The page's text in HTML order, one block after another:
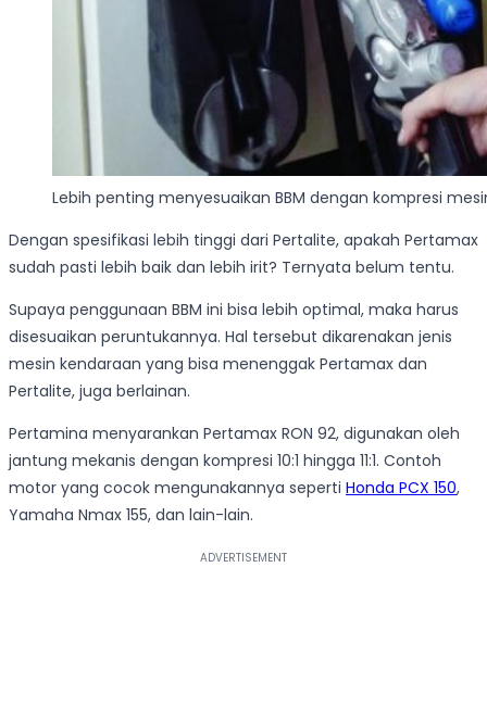
Lebih penting menyesuaikan BBM dengan kompresi
Dengan spesifikasi lebih tinggi dari Pertalite, apakah Pertamax
sudah pasti lebih baik dan lebih irit? Ternyata belum tentu.
Supaya penggunaan BBM ini bisa lebih optimal, maka harus
disesuaikan peruntukannya. Hal tersebut dikarenakan jenis
mesin kendaraan yang bisa menenggak Pertamax dan
Pertalite, juga berlainan.
Pertamina menyarankan Pertamax RON 92, digunakan oleh
jantung mekanis dengan kompresi 10:1 hingga 11:1. Contoh
motor yang cocok mengunakannya seperti Honda PCX 150,
Yamaha Nmax 155, dan lain-lain.